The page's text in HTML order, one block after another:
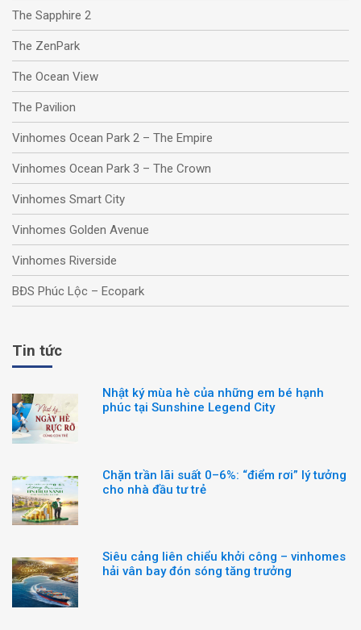
The Sapphire 2
The ZenPark
The Ocean View
The Pavilion
Vinhomes Ocean Park 2 – The Empire
Vinhomes Ocean Park 3 – The Crown
Vinhomes Smart City
Vinhomes Golden Avenue
Vinhomes Riverside
BĐS Phúc Lộc – Ecopark
Tin tức
Nhật ký mùa hè của những em bé hạnh
phúc tại Sunshine Legend City
Chặn trần lãi suất 0–6%: “điểm rơi” lý tưởng
cho nhà đầu tư trẻ
Siêu cảng liên chiểu khởi công – vinhomes
hải vân bay đón sóng tăng trưởng